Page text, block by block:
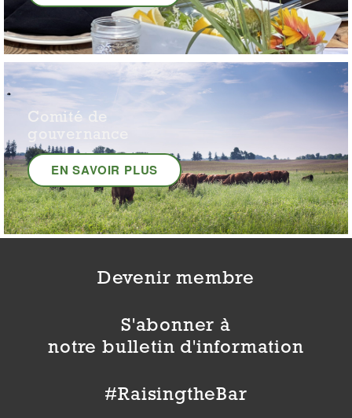
Comité de
gouvernance
EN SAVOIR PLUS
Devenir membre
S'abonner à
notre bulletin d'information
#RaisingtheBar